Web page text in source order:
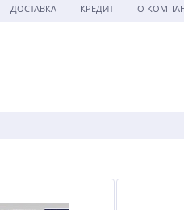
ДОСТАВКА КРЕДИТ О